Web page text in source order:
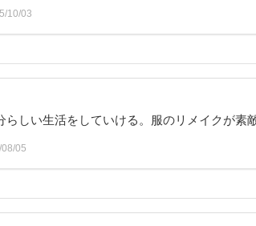
10/03
しい生活をしていける。服のリメイクが素敵
05